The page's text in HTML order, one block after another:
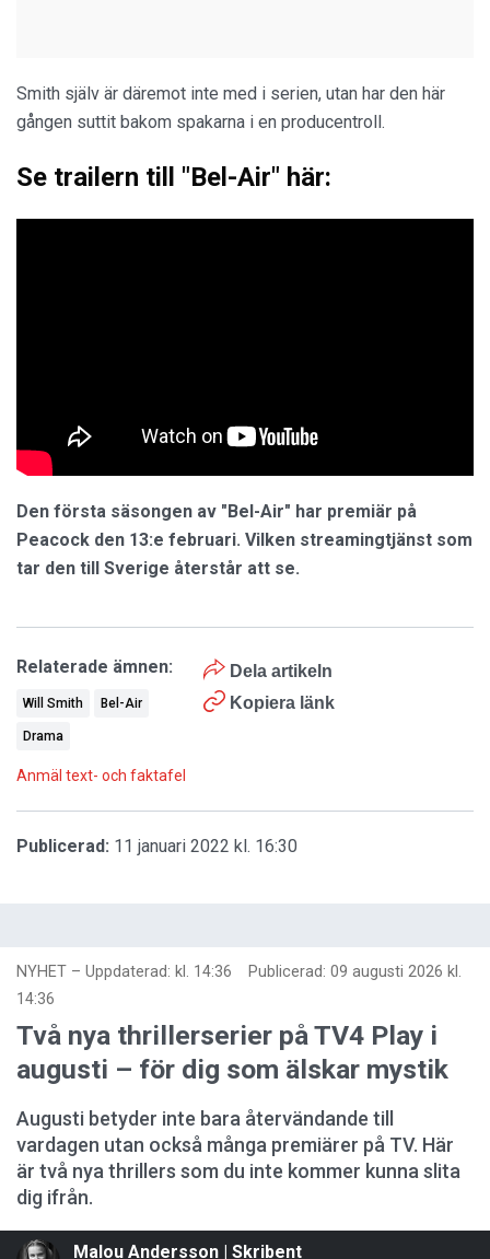
Smith själv är däremot inte med i serien, utan har den här
gången suttit bakom spakarna i en producentroll.
Se trailern till "Bel-Air" här:
Den första säsongen av "Bel-Air" har premiär på
Peacock den 13:e februari. Vilken streamingtjänst som
tar den till Sverige återstår att se.
Dela artikeln
Kopiera länk
Relaterade ämnen:
Will Smith Bel-Air
Drama
Anmäl text- och faktafel
Publicerad: 11 januari 2022 kl. 16:30
NYHET – Uppdaterad: kl. 14:36 Publicerad: 09 augusti 2026 kl.
14:36
Två nya thrillerserier på TV4 Play i
augusti – för dig som älskar mystik
Augusti betyder inte bara återvändande till
vardagen utan också många premiärer på TV. Här
är två nya thrillers som du inte kommer kunna slita
dig ifrån.
Malou Andersson | Skribent